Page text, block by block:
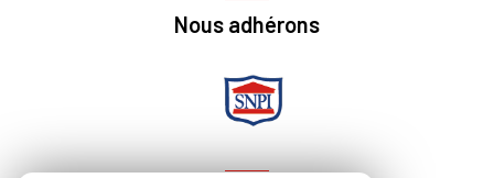
Nous adhérons